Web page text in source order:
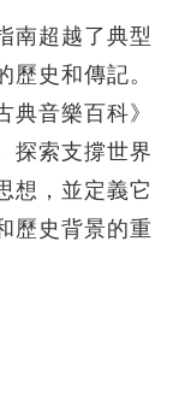
南超越了典型
歷史和傳記。
典音樂百科》
探索支撐世界
想， 並定義它
歷史背景的重